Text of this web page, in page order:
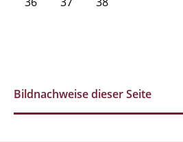
Bildnachweise dieser Seite